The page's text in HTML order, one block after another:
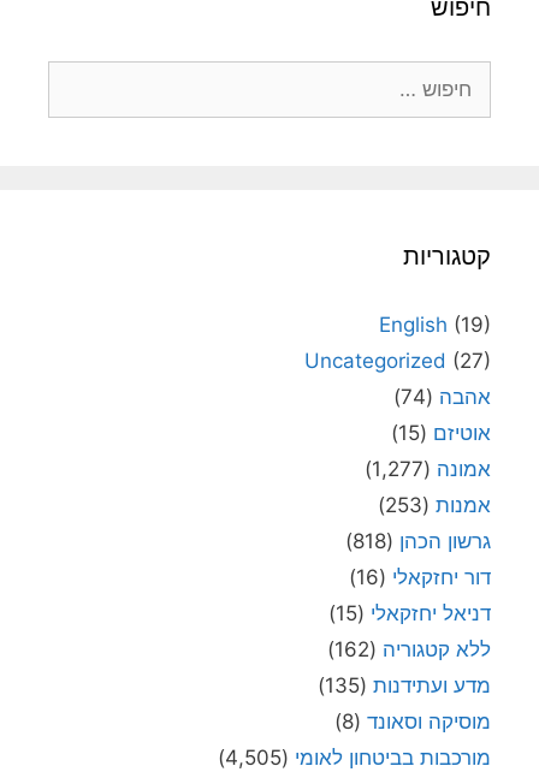
חיפוש
קטגוריות
English (19)
Uncategorized (27)
אהבה (74)
אוטיזם (15)
אמונה (1,277)
אמנות (253)
גרשון הכהן (818)
דור יחזקאלי (16)
דניאל יחזקאלי (15)
ללא קטגוריה (162)
מדע ועתידנות (135)
מוסיקה וסאונד (8)
מורכבות בביטחון לאומי (4,505)